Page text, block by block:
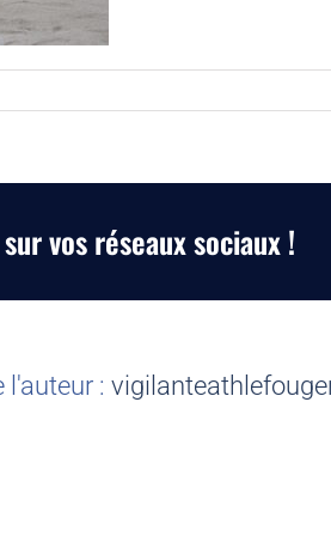
vos réseaux sociaux !
l'auteur :